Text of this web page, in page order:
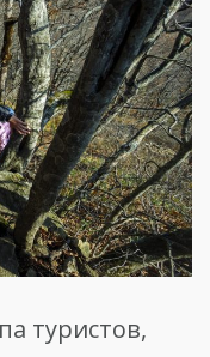
туристов,